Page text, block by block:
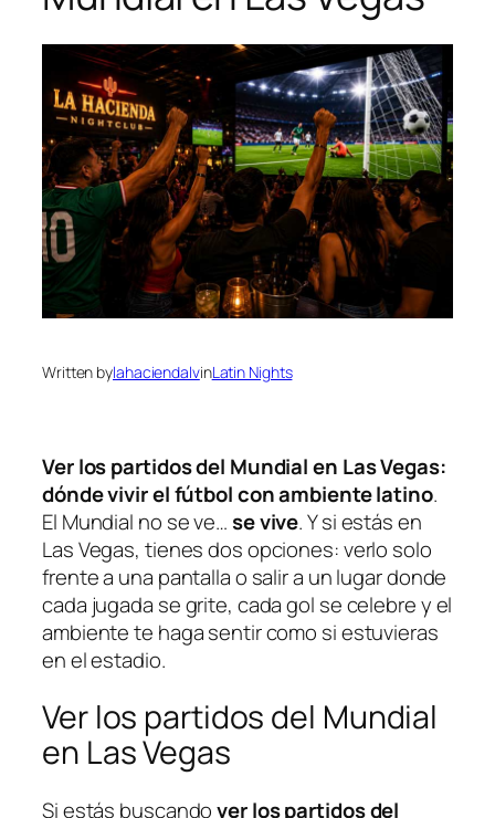
Written bylahaciendalvinLatin Nights
Ver los partidos del Mundial en Las Vegas:
dónde vivir el fútbol con ambiente latino.
El Mundial no se ve…se vive. Y si estás en
Las Vegas, tienes dos opciones: verlo solo
frente a una pantalla o salir a un lugar donde
cada jugada se grite, cada gol se celebre y el
ambiente te haga sentir como si estuvieras
en el estadio.
Ver los partidos del Mundial
en Las Vegas
Si estás buscandover los partidos del